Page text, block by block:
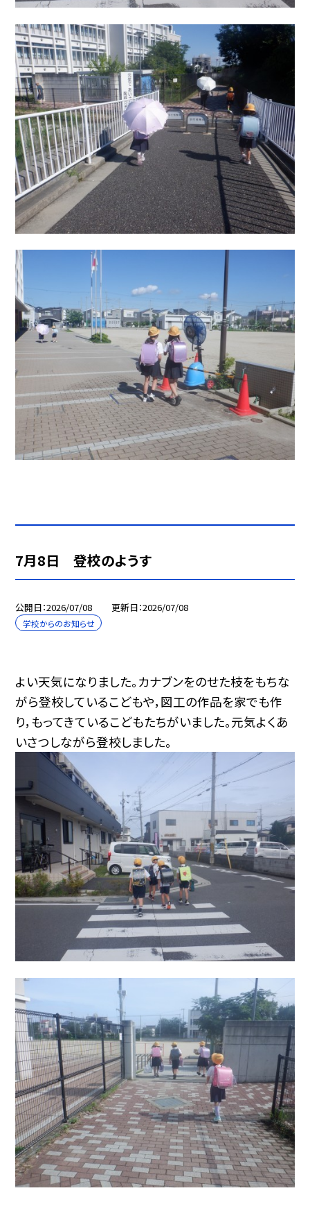
7月8日 登校のようす
公開日 2026/07/08 更新日 2026/07/08
学校からのお知らせ
よい天気になりました。カナブンをのせた枝をもちな
がら登校しているこどもや，図工の作品を家でも作
り，もってきているこどもたちがいました。元気よくあ
いさつしながら登校しました。